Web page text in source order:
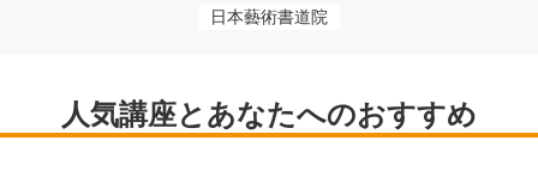
日本藝術書道院